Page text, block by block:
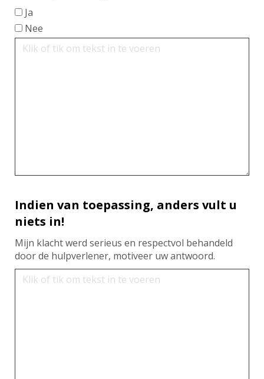
Ja
Nee
Indien van toepassing, anders vult u
niets in!
Mijn klacht werd serieus en respectvol behandeld
door de hulpverlener, motiveer uw antwoord.